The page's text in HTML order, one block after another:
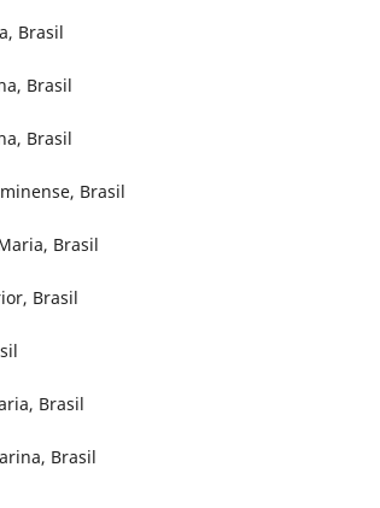
Brasil
Brasil
Brasil
Brasil
Brasil
Brasil
Brasil
Brasil